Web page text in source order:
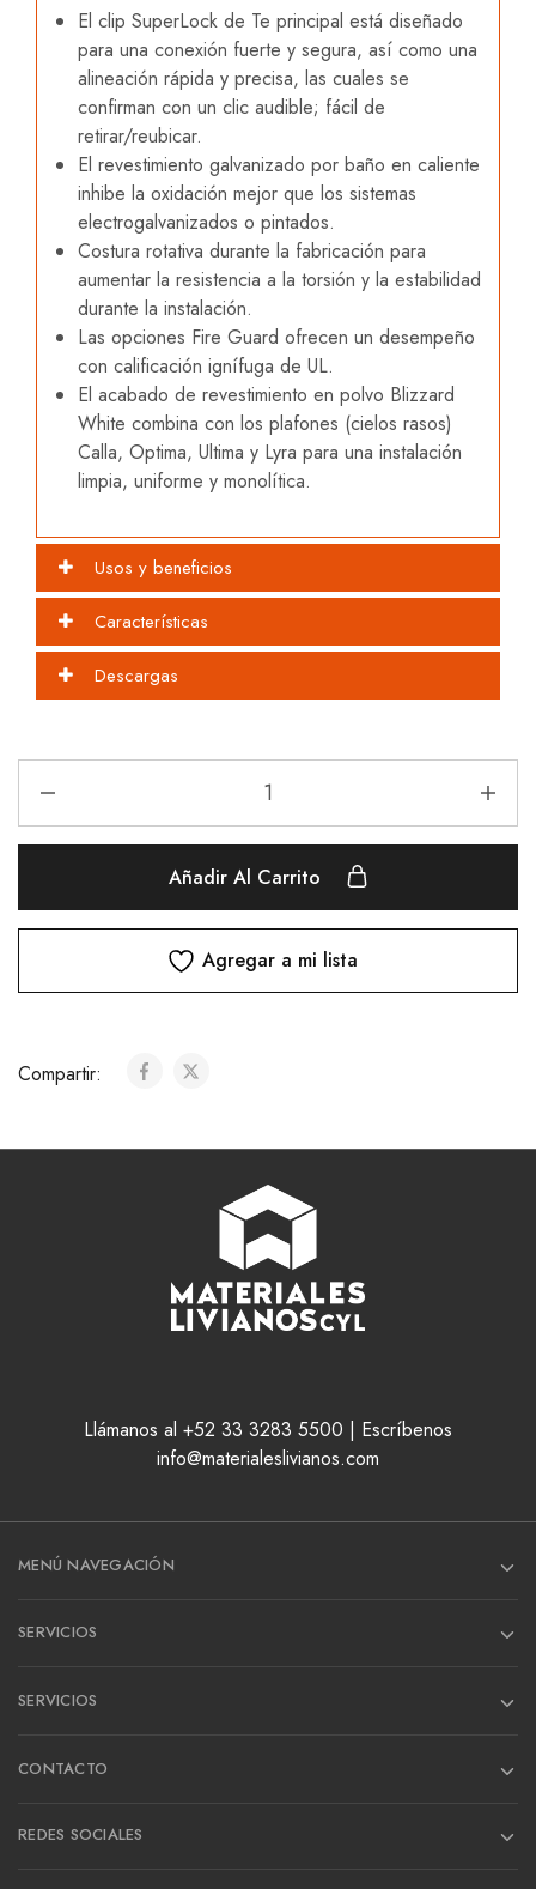
El clip SuperLock de Te principal está diseñado
para una conexión fuerte y segura, así como una
alineación rápida y precisa, las cuales se
confirman con un clic audible; fácil de
retirar/reubicar.
El revestimiento galvanizado por baño en caliente
inhibe la oxidación mejor que los sistemas
electrogalvanizados o pintados.
Costura rotativa durante la fabricación para
aumentar la resistencia a la torsión y la estabilidad
durante la instalación.
Las opciones Fire Guard ofrecen un desempeño
con calificación ignífuga de UL.
El acabado de revestimiento en polvo Blizzard
White combina con los plafones (cielos rasos)
Calla, Optima, Ultima y Lyra para una instalación
limpia, uniforme y monolítica.
Usos y beneficios
Características
Descargas
Añadir Al Carrito
Agregar a mi lista
Compartir:
Llámanos al +52 33 3283 5500 | Escríbenos
info@materialeslivianos.com
MENÚ NAVEGACIÓN
SERVICIOS
SERVICIOS
CONTACTO
REDES SOCIALES